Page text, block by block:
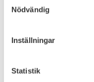
Nödvändig
Inställningar
Statistik